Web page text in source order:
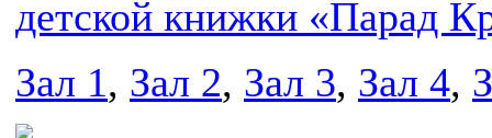
Зал 1, Зал 2, Зал 3, Зал 4,